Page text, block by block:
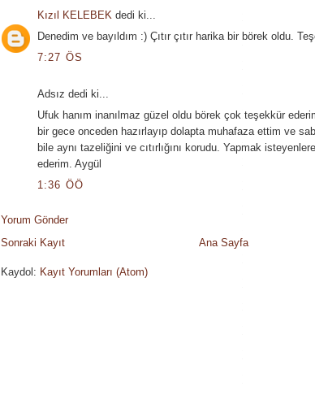
Kızıl KELEBEK dedi ki...
Denedim ve bayıldım :) Çıtır çıtır harika bir börek oldu.
7:27 ÖS
Adsız dedi ki...
Ufuk hanım inanılmaz güzel oldu börek çok teşekkür
bir gece onceden hazırlayıp dolapta muhafaza ettim ve
bile aynı tazeliğini ve cıtırlığını korudu. Yapmak
ederim. Aygül
1:36 ÖÖ
Yorum Gönder
Sonraki Kayıt
Ana Sayfa
Kaydol: Kayıt Yorumları (Atom)